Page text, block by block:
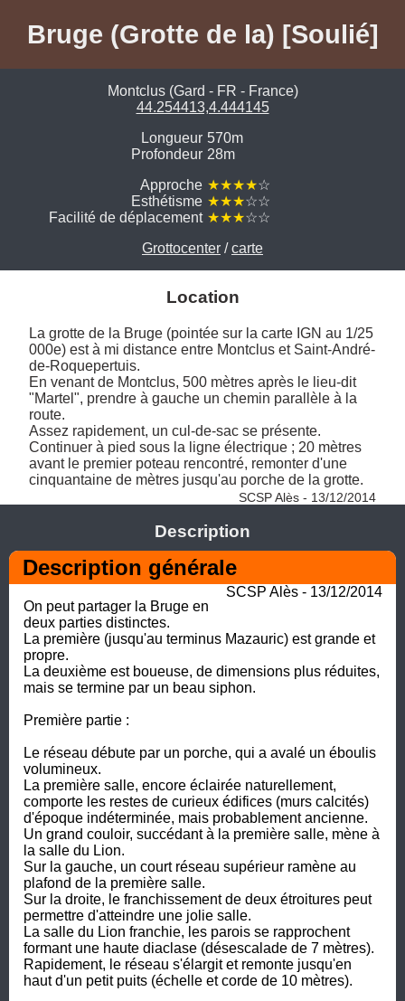
Bruge (Grotte de la) [Soulié]
Montclus (Gard - FR - France)
44.254413,4.444145
Longueur 570m
Profondeur 28m
Approche ★★★★☆
Esthétisme ★★★☆☆
Facilité de déplacement ★★★☆☆
Grottocenter /carte
Location
La grotte de la Bruge (pointée sur la carte IGN au 1/25
000e) est à mi distance entre Montclus et Saint-André-
de-Roquepertuis.
En venant de Montclus, 500 mètres après le lieu-dit
"Martel", prendre à gauche un chemin parallèle à la
route.
Assez rapidement, un cul-de-sac se présente.
Continuer à pied sous la ligne électrique ; 20 mètres
avant le premier poteau rencontré, remonter d'une
cinquantaine de mètres jusqu'au porche de la grotte.
SCSP Alès - 13/12/2014
Description
Description générale
SCSP Alès - 13/12/2014
On peut partager la Bruge en
deux parties distinctes.
La première (jusqu'au terminus Mazauric) est grande et
propre.
La deuxième est boueuse, de dimensions plus réduites,
mais se termine par un beau siphon.
Première partie :
Le réseau débute par un porche, qui a avalé un éboulis
volumineux.
La première salle, encore éclairée naturellement,
comporte les restes de curieux édifices (murs calcités)
d'époque indéterminée, mais probablement ancienne.
Un grand couloir, succédant à la première salle, mène à
la salle du Lion.
Sur la gauche, un court réseau supérieur ramène au
plafond de la première salle.
Sur la droite, le franchissement de deux étroitures peut
permettre d'atteindre une jolie salle.
La salle du Lion franchie, les parois se rapprochent
formant une haute diaclase (désescalade de 7 mètres).
Rapidement, le réseau s'élargit et remonte jusqu'en
haut d'un petit puits (échelle et corde de 10 mètres).